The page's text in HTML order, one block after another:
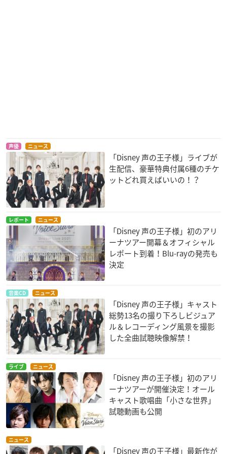
声優 ニュース
「Disney 声の王子様」ライブが
生配信、豪華特典付属6種のチケ
ットどれ買えばいいの！？
レポート ニュース
「Disney 声の王子様」初のアリ
ーナツアー開幕＆オフィシャル
レポート到着！Blu-rayの発売も
決定
音楽CD ニュース
「Disney 声の王子様」キャスト
総勢13名の撮り下ろしビジュア
ル＆レコーディング風景を撮影
した全曲試聴映像解禁！
ライブ ニュース
「Disney 声の王子様」初のアリ
ーナツアーが開催決定！オール
キャスト歌唱曲「小さな世界」
試聴動画も公開
ニュース
「Disney 声の王子様」最新作が